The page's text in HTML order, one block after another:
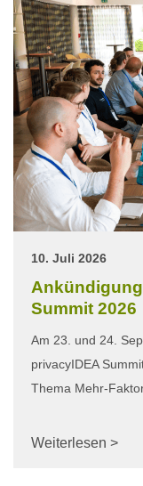
10. Juli 2026
Summit 2026
Am 23. und 24.
privacyIDEA
Thema Mehr-
Weiterlesen >